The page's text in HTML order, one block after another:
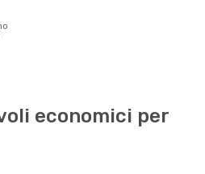
economici per